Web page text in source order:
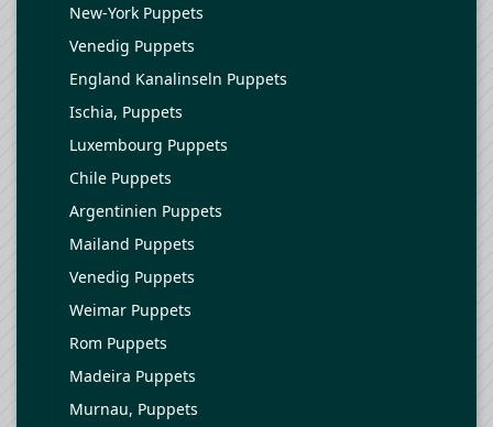
New-York Puppets
Venedig Puppets
England Kanalinseln Puppets
Ischia, Puppets
Luxembourg Puppets
Chile Puppets
Argentinien Puppets
Mailand Puppets
Venedig Puppets
Weimar Puppets
Rom Puppets
Madeira Puppets
Murnau, Puppets